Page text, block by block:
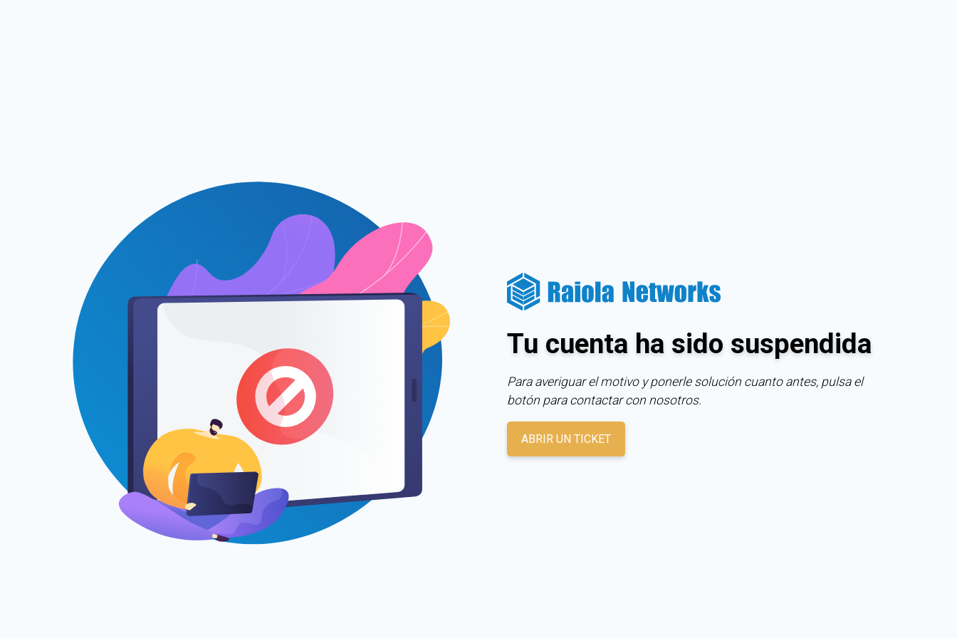
Tu cuenta ha sido suspendida
Para averiguar el motivo y ponerle solución cuanto antes, pulsa el
botón para contactar con nosotros.
ABRIR UN TICKET